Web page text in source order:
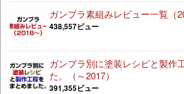
ガンプラ素組みレビュー一覧（
438,557ビュー
ガンプラ別に塗装レシピと製作
た。（～2017）
391,355ビュー